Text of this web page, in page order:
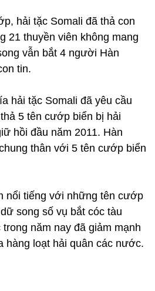
hải tặc Somali đã thả con
21 thuyền viên không mang
vẫn bắt 4 người Hàn
tin.
hải tặc Somali đã yêu cầu
5 tên cướp biển bị hải
hồi đầu năm 2011. Hàn
thân với 5 tên cướp biển
nổi tiếng với những tên cướp
song số vụ bắt cóc tàu
năm nay đã giảm mạnh
hàng loạt hải quân các nước.